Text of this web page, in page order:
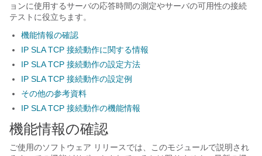
ョンに使用するサーバの応答時間の測定やサーバの可用性の接続
テストに役立ちます。
機能情報の確認
IP SLA TCP 接続動作に関する情報
IP SLA TCP 接続動作の設定方法
IP SLA TCP 接続動作の設定例
その他の参考資料
IP SLA TCP 接続動作の機能情報
機能情報の確認
ご使用のソフトウェア リリースでは、このモジュールで説明され